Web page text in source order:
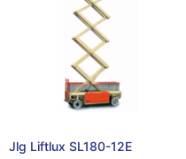
Jlg Liftlux SL180-12E